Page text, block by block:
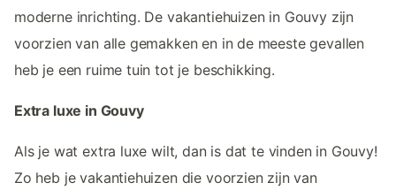
moderne inrichting. De vakantiehuizen in Gouvy zijn
voorzien van alle gemakken en in de meeste gevallen
heb je een ruime tuin tot je beschikking.
Extra luxe in Gouvy
Als je wat extra luxe wilt, dan is dat te vinden in Gouvy!
Zo heb je vakantiehuizen die voorzien zijn van